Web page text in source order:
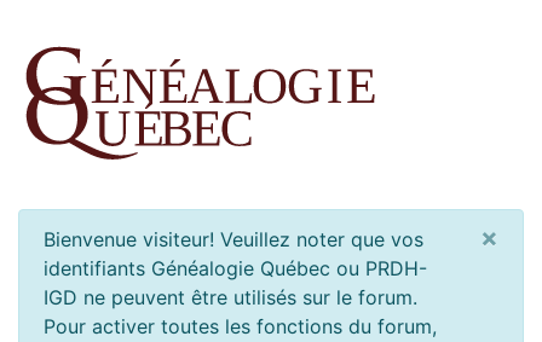
Bienvenue visiteur! Veuillez noter que vos
identifiants Généalogie Québec ou PRDH-
IGD ne peuvent être utilisés sur le forum.
Pour activer toutes les fonctions du forum,
×